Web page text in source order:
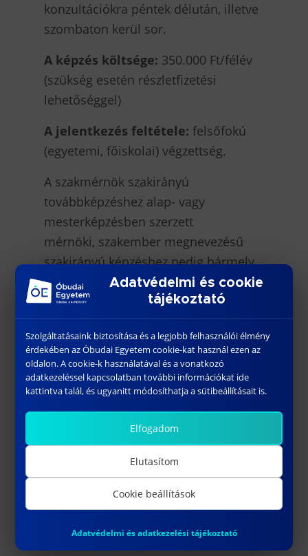
konzultációkra péntek délután, illetve
szombaton kerül sor.
A képzés költsége: 350.000 Ft/félév
(szükség esetén részletfizetési
lehetőséggel)
A jelentkezés feltétele: felsőfokú
(egyetemi, főiskolai) végzettség.
A szakmérnök szakirányú
továbbképzéshez alap- vagy
mesterképzésben szerzett
mérnöki, szakember megnevezésű
szakirányú képzéshez pedig bármely
szakon kapott főiskolai vagy egyetemi
oklevél szükséges.
A szakirányú továbbképzésben
megszerezhető
szakképzettség:Szakmérnök
csomagolástechnológus szakon vagy
Szakember csomagolástechnológus
A képzés tervezett kezdete:
október 1.
Jelentkezési határidő:2026.
szeptember 20.
Adatvédelmi és cookie
tájékoztató
Szolgáltatásaink biztosítása és a legjobb felhasználói élmény
érdekében az Óbudai Egyetem cookie-kat használ ezen az
oldalon. A cookie-k használatával és a vonatkozó
adatkezeléssel kapcsolatban további információkat ide
kattintva talál, és ugyanitt módosíthatja a sütibeállításait is.
Elfogadom
Elutasítom
Cookie beállítások
Adatvédelmi és adatkezelési tájékoztató